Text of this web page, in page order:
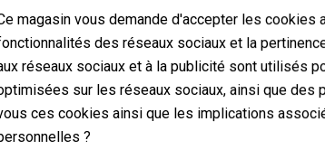
lourds et compacts ne cassent
D'autre part, cette variété devient
risque de devenir un "
enfant
magasin vous demande d'accepter les
des réseaux sociaux et la
réseaux sociaux et à la publicité sont utilisés
sur les réseaux sociaux, ainsi que
ces cookies ainsi que les implications
?